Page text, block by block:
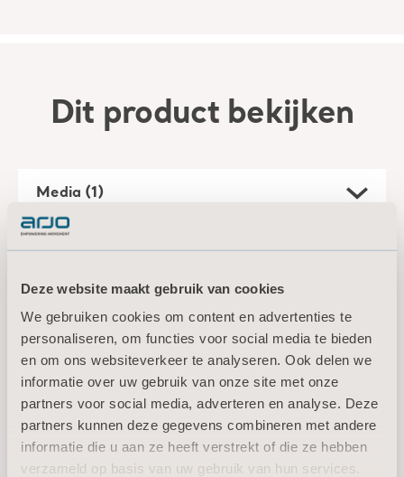
Deze website maakt gebruik van cookies
We gebruiken cookies om content en advertenties te
personaliseren, om functies voor social media te bieden
en om ons websiteverkeer te analyseren. Ook delen we
informatie over uw gebruik van onze site met onze
partners voor social media, adverteren en analyse. Deze
partners kunnen deze gegevens combineren met andere
informatie die u aan ze heeft verstrekt of die ze hebben
verzameld op basis van uw gebruik van hun services.
Dit product bekijken
Media (1)